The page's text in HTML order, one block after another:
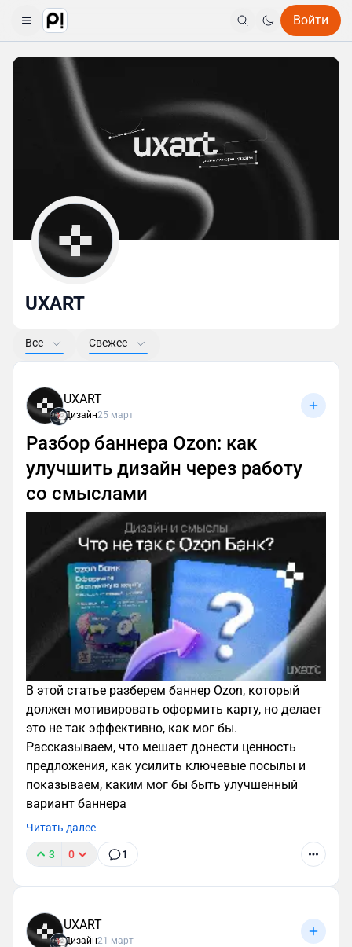
Войти
UXART
Все Свежее
UXART
Дизайн25 март
Разбор баннера Ozon: как
улучшить дизайн через работу
со смыслами
В этой статье разберем баннер Ozon, который
должен мотивировать оформить карту, но делает
это не так эффективно, как мог бы.
Рассказываем, что мешает донести ценность
предложения, как усилить ключевые посылы и
показываем, каким мог бы быть улучшенный
вариант баннера
Читать далее
3 0 1
UXART
Дизайн21 март